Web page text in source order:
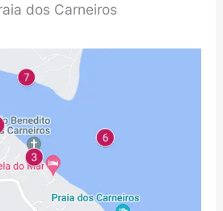
dos Carneiros